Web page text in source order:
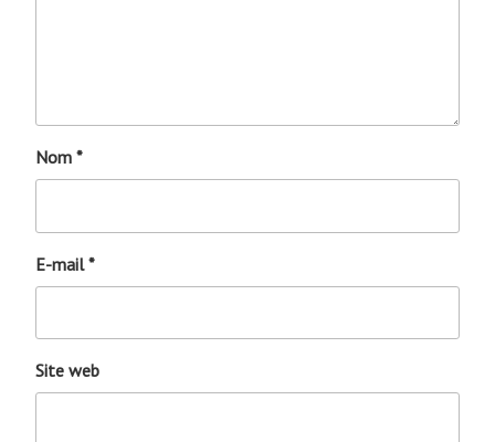
Nom *
E-mail*
Site web